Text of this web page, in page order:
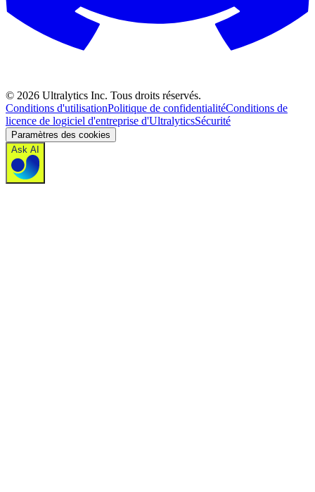
© 2026 Ultralytics Inc. Tous droits réservés.
Conditions d'utilisationPolitique de confidentialitéConditions de
licence de logiciel d'entreprise d'UltralyticsSécurité
Paramètres des cookies
Ask AI